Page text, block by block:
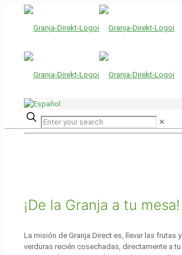
✕
¡De la Granja a tu mesa!
La misión de Granja Direct es, llevar las frutas y
verduras recién cosechadas, directamente a tu